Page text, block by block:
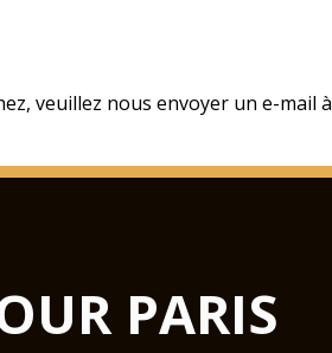
veuillez nous envoyer un e-mail
PARIS